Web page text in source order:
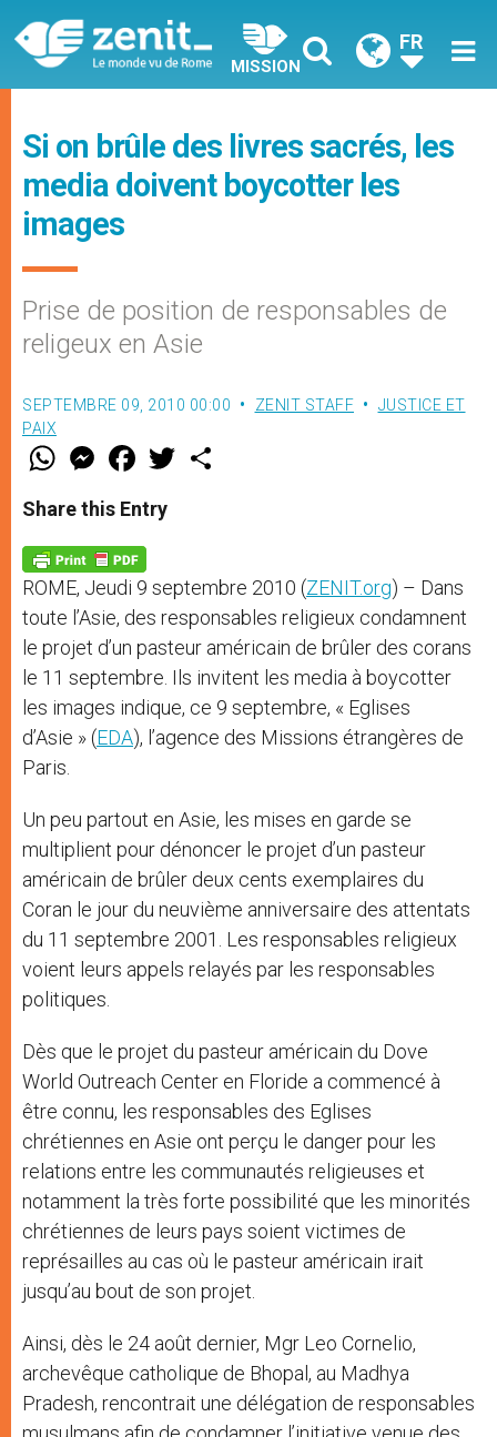
MISSION
FR
Si on brûle des livres sacrés, les
media doivent boycotter les
images
Prise de position de responsables de
religeux en Asie
SEPTEMBRE 09, 2010 00:00 ZENIT STAFF
JUSTICE ET
PAIX
W
t
s
p
p
M
e
s
e
g
e
r
F
a
e
b
o
k
w
Share this Entry
ROME, Jeudi 9 septembre 2010 (ZENIT.org) – Dans
toute l’Asie, des responsables religieux condamnent
le projet d’un pasteur américain de brûler des corans
le 11 septembre. Ils invitent les media à boycotter
les images indique, ce 9 septembre, « Eglises
d’Asie » (EDA), l’agence des Missions étrangères de
Paris.
Un peu partout en Asie, les mises en garde se
multiplient pour dénoncer le projet d’un pasteur
américain de brûler deux cents exemplaires du
Coran le jour du neuvième anniversaire des attentats
du 11 septembre 2001. Les responsables religieux
voient leurs appels relayés par les responsables
politiques.
Dès que le projet du pasteur américain du Dove
World Outreach Center en Floride a commencé à
être connu, les responsables des Eglises
chrétiennes en Asie ont perçu le danger pour les
relations entre les communautés religieuses et
notamment la très forte possibilité que les minorités
chrétiennes de leurs pays soient victimes de
représailles au cas où le pasteur américain irait
jusqu’au bout de son projet.
Ainsi, dès le 24 août dernier, Mgr Leo Cornelio,
archevêque catholique de Bhopal, au Madhya
Pradesh, rencontrait une délégation de responsables